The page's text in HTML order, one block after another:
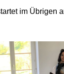
im Übrigen